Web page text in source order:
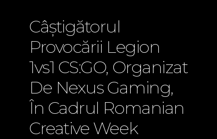
Câștigătorul
Provocării Legion
1vs1 CS:GO, Organizat
De Nexus Gaming,
În Cadrul Romanian
Creative Week